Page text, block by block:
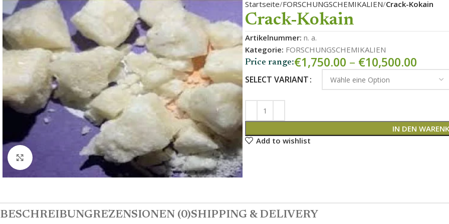
Click to enlarge
Startseite FORSCHUNGSCHEMIKALIEN Crack-Kokain
Crack-Kokain
Artikelnummer: n. a.
Kategorie: FORSCHUNGSCHEMIKALIEN
Price range:€1,750.00 – €10,500.00
SELECT VARIANT
IN DEN
Add to wishlist
BESCHREIBUNGREZENSIONEN (0)SHIPPING & DELIVERY